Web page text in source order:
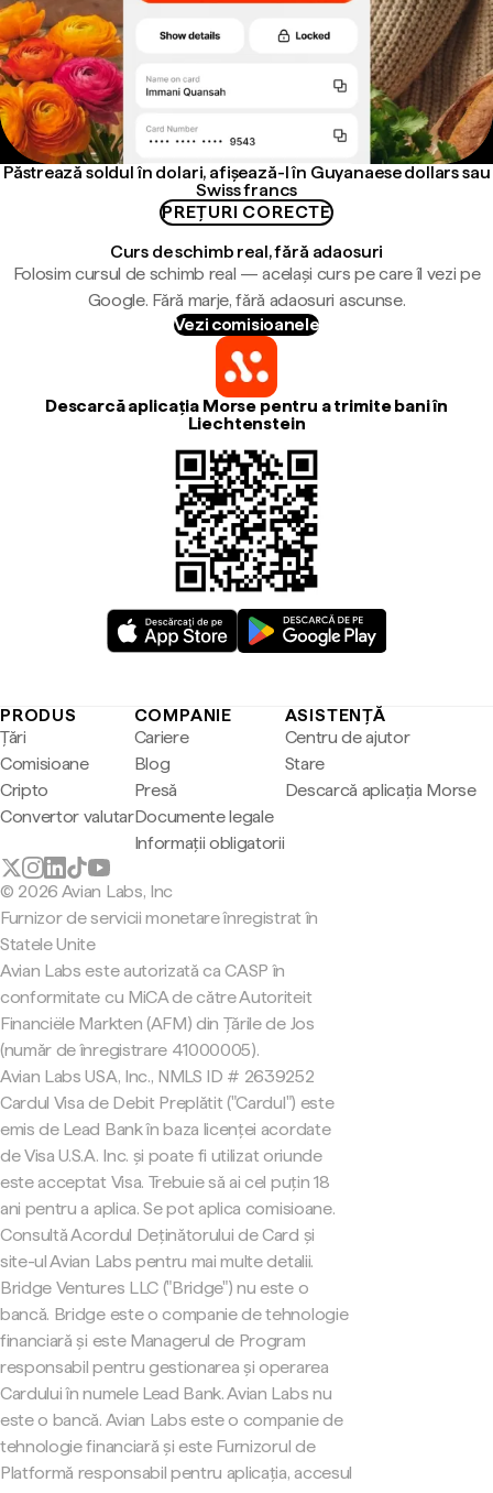
Păstrează soldul în dolari, afișează-l în Guyanaese dollars sau
Swiss francs
PREȚURI CORECTE
Curs de schimb real, fără adaosuri
Folosim cursul de schimb real — același curs pe care îl vezi pe
Google. Fără marje, fără adaosuri ascunse.
Vezi comisioanele
Descarcă aplicația Morse pentru a trimite bani în
Liechtenstein
PRODUS
Țări
Comisioane
Cripto
Convertor valutar
COMPANIE
Cariere
Blog
Presă
Documente legale
Informații obligatorii
ASISTENȚĂ
Centru de ajutor
Stare
Descarcă aplicația Morse
© 2026 Avian Labs, Inc
Furnizor de servicii monetare înregistrat în
Statele Unite
Avian Labs este autorizată ca CASP în
conformitate cu MiCA de către Autoriteit
Financiële Markten (AFM) din Țările de Jos
(număr de înregistrare 41000005).
Avian Labs USA, Inc., NMLS ID # 2639252
Cardul Visa de Debit Preplătit ("Cardul") este
emis de Lead Bank în baza licenței acordate
de Visa U.S.A. Inc. și poate fi utilizat oriunde
este acceptat Visa. Trebuie să ai cel puțin 18
ani pentru a aplica. Se pot aplica comisioane.
Consultă Acordul Deținătorului de Card și
site-ul Avian Labs pentru mai multe detalii.
Bridge Ventures LLC ("Bridge") nu este o
bancă. Bridge este o companie de tehnologie
financiară și este Managerul de Program
responsabil pentru gestionarea și operarea
Cardului în numele Lead Bank. Avian Labs nu
este o bancă. Avian Labs este o companie de
tehnologie financiară și este Furnizorul de
Platformă responsabil pentru aplicația, accesul